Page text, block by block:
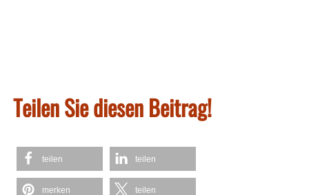
Teilen Sie diesen Beitrag!
teilen teilen
merken teilen